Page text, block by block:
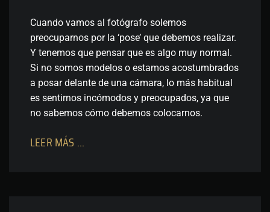
Cuando vamos al fotógrafo solemos
preocuparnos por la ‘pose’ que debemos realizar.
Y tenemos que pensar que es algo muy normal.
Si no somos modelos o estamos acostumbrados
a posar delante de una cámara, lo más habitual
es sentirnos incómodos y preocupados, ya que
no sabemos cómo debemos colocarnos.
LEER MÁS ...